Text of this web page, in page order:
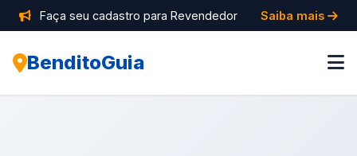
Faça seu cadastro para Revendedor Saiba mais
BenditoGuia